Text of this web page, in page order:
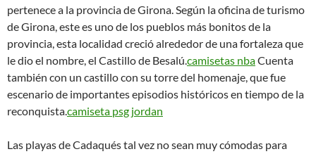
pertenece a la provincia de Girona. Según la oficina de turismo
de Girona, este es uno de los pueblos más bonitos de la
provincia, esta localidad creció alrededor de una fortaleza que
le dio el nombre, el Castillo de Besalú.camisetas nbaCuenta
también con un castillo con su torre del homenaje, que fue
escenario de importantes episodios históricos en tiempo de la
reconquista.camiseta psg jordan
Las playas de Cadaqués tal vez no sean muy cómodas para